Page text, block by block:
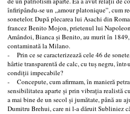
înfiripându-se un ,,amour platonique”, cum
sonetelor. După plecarea lui Asachi din
francez Benito Mojon, prietenul lui
Amândoi, Bianca şi Benito, au murit în
contaminată la Milano.
- Prin ce se caracterizează cele 46 de
hârtie transparentă de calc, cu tuş negru,
condiţii impecabile?
- Concepute, cum afirmam, în manieră
sensibilitatea aparte şi prin vibraţia realistă
a mai bine de un secol şi jumătate, până au
Dumitru Brehui, care ni l-a dăruit Subliniez